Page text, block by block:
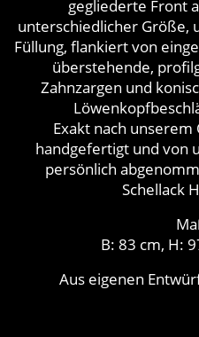
gegliederte Front
unterschiedlicher Größe,
Füllung, flankiert von
überstehende,
Zahnzargen und
Exakt nach unserem
handgefertigt und von
persönlich
Schellack
B: 83 cm, H:
Aus eigenen